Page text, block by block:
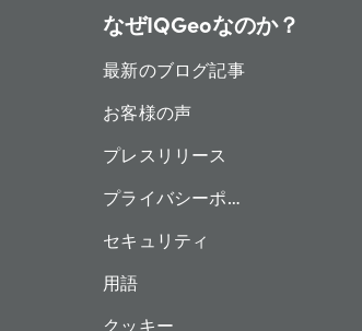
なぜIQGeoなのか？
最新のブログ記事
お客様の声
プレスリリース
プライバシーポリシー
セキュリティ
用語
クッキー